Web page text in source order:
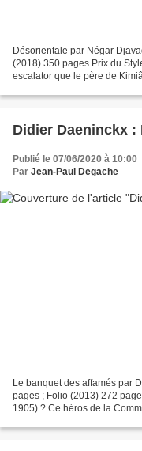
Désorientale par Négar
(2018) 350 pages Prix du
escalator que le père de
Didier Daeninckx :
Publié le 07/06/2020 à 10:00
Par Jean-Paul Degache
Le banquet des affamés par
pages ; Folio (2013) 272
1905) ? Ce héros de la